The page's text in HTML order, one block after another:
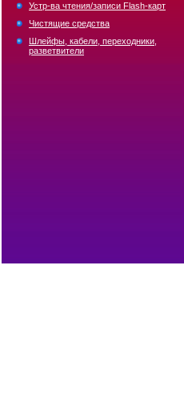
Устр-ва чтения/записи Flash-карт
Чистящие средства
Шлейфы, кабели, переходники,
разветвители